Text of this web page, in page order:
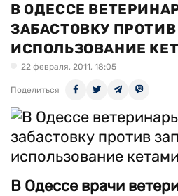
В ОДЕССЕ
ЗАБАСТОВКУ
ИСПОЛЬЗОВАНИЕ
22 февраля, 2011, 18:05
Поделиться
В Одессе врачи